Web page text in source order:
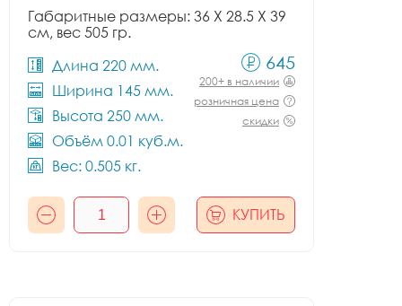
Габаритные размеры: 36 X 28.5 X 39
см, вес 505 гр.
Длина 220 мм.
Ширина 145 мм.
Высота 250 мм.
Объём 0.01 куб.м.
Вес: 0.505 кг.
645
200+ в наличии
розничная цена
скидки
КУПИТЬ